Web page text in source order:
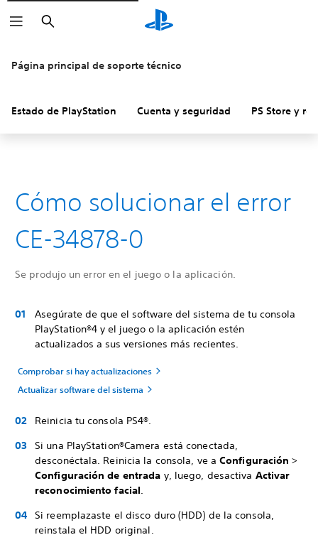
Buscar
Página principal de soporte técnico
Estado de PlayStation Cuenta y seguridad PS Store y
Cómo solucionar el error
CE-34878-0
Se produjo un error en el juego o la aplicación.
Asegúrate de que el software del sistema de tu consola
PlayStation®4 y el juego o la aplicación estén
actualizados a sus versiones más recientes.
Comprobar si hay actualizaciones
Actualizar software del sistema
Reinicia tu consola PS4®.
Si una PlayStation®Camera está conectada,
desconéctala. Reinicia la consola, ve aConfiguración >
Configuración de entrada y, luego, desactiva Activar
reconocimiento facial.
Si reemplazaste el disco duro (HDD) de la consola,
reinstala el HDD original.